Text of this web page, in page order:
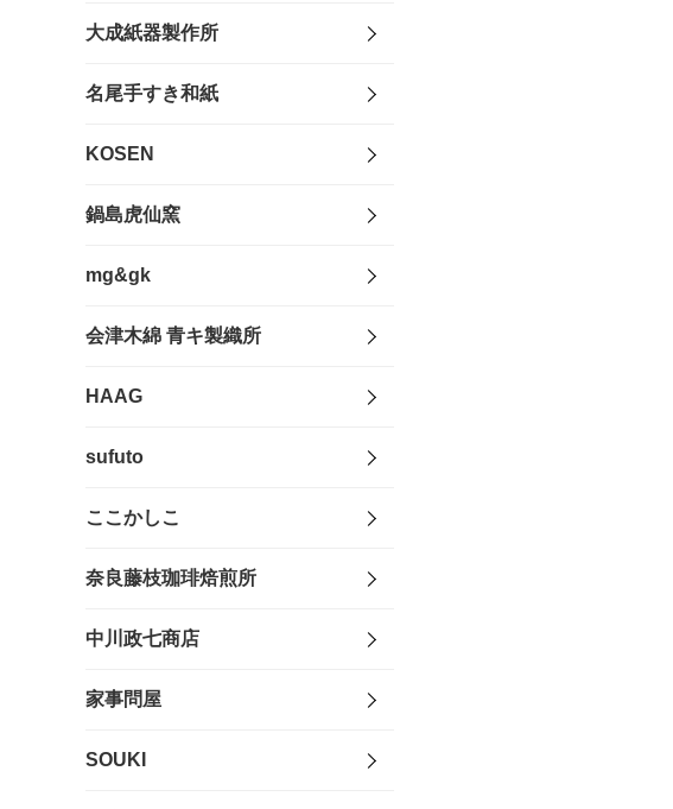
大成紙器製作所
名尾手すき和紙
KOSEN
鍋島虎仙窯
mg&gk
会津木綿 青キ製織所
HAAG
sufuto
ここかしこ
奈良藤枝珈琲焙煎所
中川政七商店
家事問屋
SOUKI